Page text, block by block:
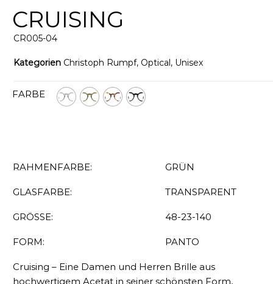
CRUISING
CR005-04
Kategorien Christoph Rumpf, Optical, Unisex
FARBE
RAHMENFARBE: GRÜN
GLASFARBE: TRANSPARENT
GRÖSSE: 48-23-140
FORM: PANTO
Cruising – Eine Damen und Herren Brille aus
hochwertigem Acetat in seiner schönsten Form,